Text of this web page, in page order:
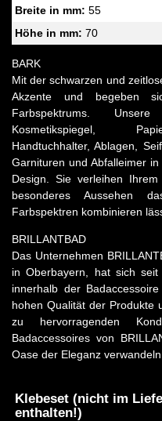
Breite in mm: 55
Höhe in mm: 70
BARK
Mit der schwarzen und
Akzente und begeben
Farbspektrums.
Kosmetikspiegel,
Handtuchhalter, Ablagen,
Garnituren und Abfalleimer
Design. Sie verleihen
besonderes Aussehen
Farbspektren kombinieren
BRILLANTBAD
Das Unternehmen
in Oberbayern, hat sich
innerhalb der
hohen Qualität der Produkte
zu hervorragenden
Badaccessoires von
Oase der Eleganz
Klebeset (nicht im
enthalten!)